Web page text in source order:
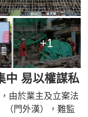
+1
中 易以權謀私
由於業主及立案法
（門外漢），難監